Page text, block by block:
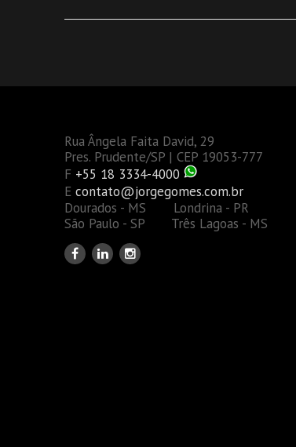
Rua Ângela Faita David, 29
Pres. Prudente/SP | CEP 19053-777
F +55 18 3334-4000
E contato@jorgegomes.com.br
Dourados - MS Londrina - PR
São Paulo - SP Três Lagoas - MS